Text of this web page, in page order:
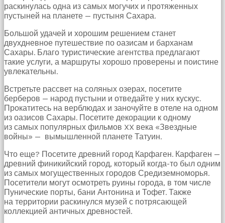
раскинулась одна из самых могучих и протяженных
пустыней на планете — пустыня Сахара.
Большой удачей и хорошим решением станет
двухдневное путешествие по оазисам и барханам
Сахары. Благо туристические агентства предлагают
такие услуги, а маршруты хорошо проверены и поистине
увлекательны.
Встретьте рассвет на соляных озерах, посетите
берберов — народ пустыни и отведайте у них кускус.
Прокатитесь на верблюдах и заночуйте в отеле на одном
из оазисов Сахары. Посетите декорации к одному
из самых популярных фильмов XX века «Звездные
войны» — вымышленной планете Татуин.
Что еще? Посетите древний город Карфаген. Карфаген —
древний финикийский город, который когда-то был одним
из самых могущественных городов Средиземноморья.
Посетители могут осмотреть руины города, в том числе
Пунические порты, бани Антонина и Тофет. Также
на территории раскинулся музей с потрясающей
коллекцией античных древностей.